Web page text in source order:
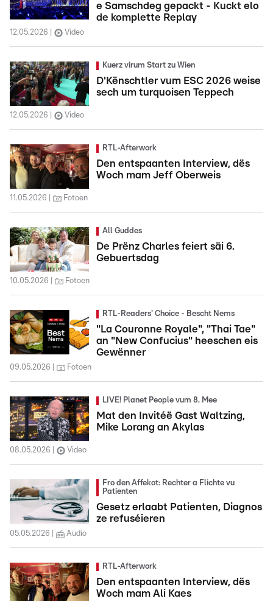
e Samschdeg gepackt - Kuckt elo
de komplette Replay
12.05.2026 Video
Kuerz virum Start zu Wien
D'Kënschtler vum ESC 2026 weise
sech um turquoisen Teppech
12.05.2026 Video
RTL-Afterwork
Den entspaanten Interview, dës
Woch mam Jeff Oberweis
11.05.2026 Fotoen
All Guddes
De Prënz Charles feiert säi 6.
Gebuertsdag
10.05.2026 Fotoen
RTL-Readers' Choice - Bescht Nems
"La Couronne Royale", "Thai Tae"
an "New Confucius" heeschen eis
Gewënner
09.05.2026 Fotoen
LIVE! Planet People vum 8. Mee
Mat den Invitéë Gast Waltzing,
Mike Lorang an Akylas
08.05.2026 Video
Fro den Affekot: Rechter a Flichte vu
Patienten
Gesetz erlaabt Patienten, Diagnos
ze refuséieren
05.05.2026 Audio
RTL-Afterwork
Den entspaanten Interview, dës
Woch mam Ali Kaes